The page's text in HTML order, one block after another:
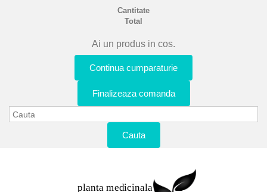
Cantitate
Total
Ai un produs in cos.
Continua cumparaturie
Finalizeaza comanda
Cauta